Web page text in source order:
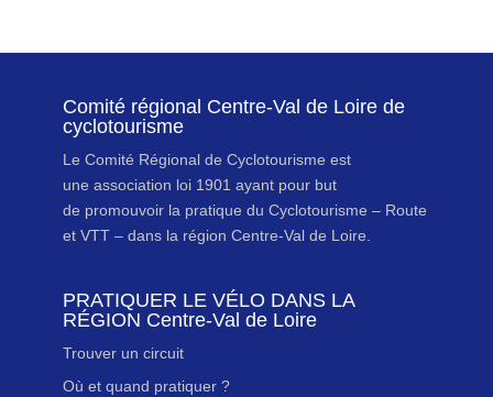
Comité régional Centre-Val de Loire de
cyclotourisme
Le Comité Régional de Cyclotourisme est
une association loi 1901 ayant pour but
de promouvoir la pratique du Cyclotourisme – Route
et VTT – dans la région Centre-Val de Loire.
PRATIQUER LE VÉLO DANS LA
RÉGION Centre-Val de Loire
Trouver un circuit
Où et quand pratiquer ?